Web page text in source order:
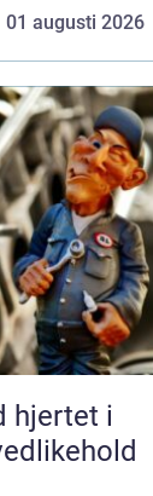
01 augusti 2026